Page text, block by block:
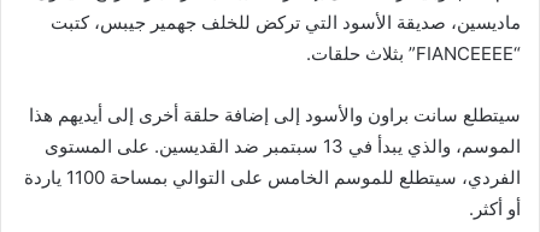
ماديسين، صديقة الأسود التي تركض للخلف جهمير جيبس، كتبت
“FIANCEEEE” بثلاث حلقات.
سيتطلع سانت براون والأسود إلى إضافة حلقة أخرى إلى أيديهم هذا
الموسم، والذي يبدأ في 13 سبتمبر ضد القديسين. على المستوى
الفردي، سيتطلع للموسم الخامس على التوالي بمساحة 1100 ياردة
أو أكثر.